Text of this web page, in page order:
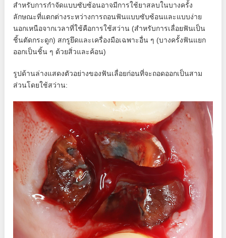
สำหรับการกำจัดแบบซับซ้อนอาจมีการใช้ยาสลบในบางครั้ง
ลักษณะที่แตกต่างระหว่างการถอนฟันแบบซับซ้อนและแบบง่าย
นอกเหนือจากเวลาที่ใช้คือการใช้สว่าน (สำหรับการเลื่อยฟันเป็น
ชิ้นตัดกระดูก) สกรูยึดและเครื่องมือเฉพาะอื่น ๆ (บางครั้งฟันแยก
ออกเป็นชิ้น ๆ ด้วยสิ่วและค้อน)
รูปด้านล่างแสดงตัวอย่างของฟันเลื่อยก่อนที่จะถอดออกเป็นสาม
ส่วนโดยใช้สว่าน: